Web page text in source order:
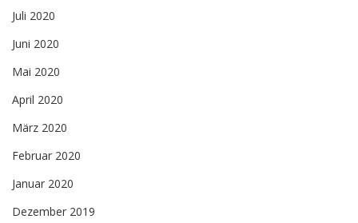
Juli 2020
Juni 2020
Mai 2020
April 2020
März 2020
Februar 2020
Januar 2020
Dezember 2019